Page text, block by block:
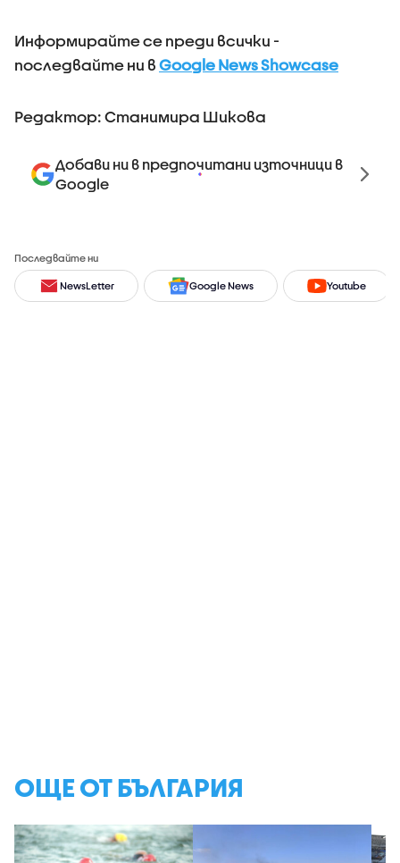
Информирайте се преди всички -
последвайте ни в Google News Showcase
Редактор: Станимира Шикова
Добави ни в предпочитани източници в
Google
Последвайте ни
NewsLetter Google News Youtube
ОЩЕ ОТ БЪЛГАРИЯ